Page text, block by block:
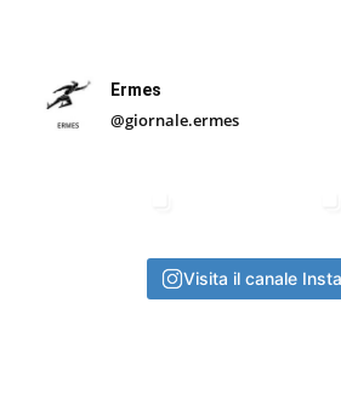
Ermes
@giornale.ermes
Visita il canale